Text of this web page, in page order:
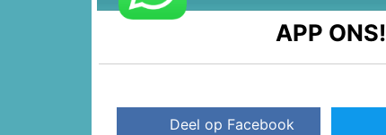
APP ONS!
Deel op Facebook